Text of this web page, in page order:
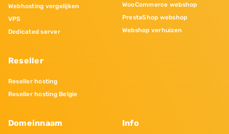
Webhosting vergelijken
VPS
Dedicated server
Reseller
Reseller hosting
Reseller hosting Belgie
WooCommerce webshop
PrestaShop webshop
Webshop verhuizen
Domeinnaam Info